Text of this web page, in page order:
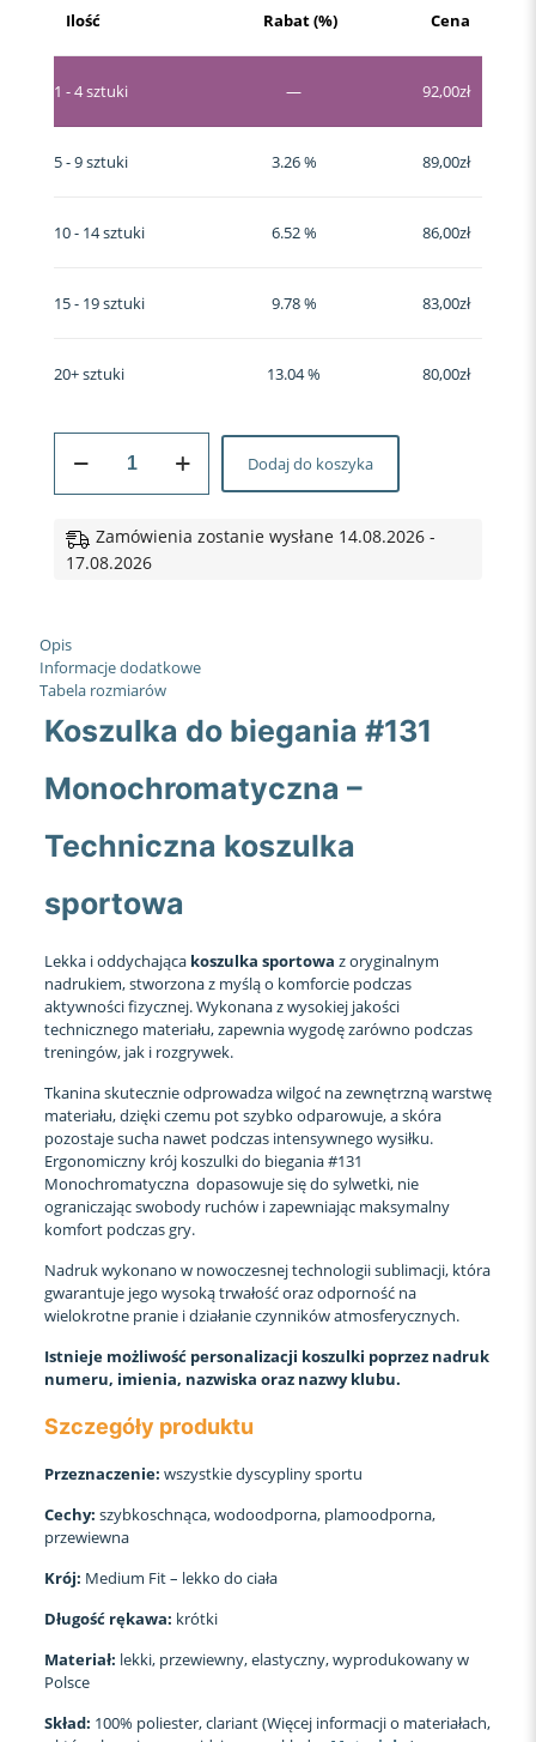
Ilość Rabat (%) Cena
1 - 4sztuki — 92,00zł
5 - 9 sztuki 3.26 % 89,00zł
10 - 14 sztuki 6.52 % 86,00zł
15 - 19 sztuki 9.78 % 83,00zł
20+ sztuki 13.04 % 80,00zł
Koszulka
#131
Monochromatyczna
Dodaj do koszyka
Zamówienia zostanie wysłane 14.08.2026 -
17.08.2026
Opis
Informacje dodatkowe
Tabela rozmiarów
Koszulka do biegania #131
Monochromatyczna –
Techniczna koszulka
sportowa
Lekka i oddychająca koszulka sportowa z oryginalnym
nadrukiem, stworzona z myślą o komforcie podczas
aktywności fizycznej. Wykonana z wysokiej jakości
technicznego materiału, zapewnia wygodę zarówno podczas
treningów, jak i rozgrywek.
Tkanina skutecznie odprowadza wilgoć na zewnętrzną warstwę
materiału, dzięki czemu pot szybko odparowuje, a skóra
pozostaje sucha nawet podczas intensywnego wysiłku.
Ergonomiczny krój koszulki do biegania #131
Monochromatyczna dopasowuje się do sylwetki, nie
ograniczając swobody ruchów i zapewniając maksymalny
komfort podczas gry.
Nadruk wykonano w nowoczesnej technologii sublimacji, która
gwarantuje jego wysoką trwałość oraz odporność na
wielokrotne pranie i działanie czynników atmosferycznych.
Istnieje możliwość personalizacji koszulki poprzez nadruk
numeru, imienia, nazwiska oraz nazwy klubu.
Szczegóły produktu
Przeznaczenie: wszystkie dyscypliny sportu
Cechy: szybkoschnąca, wodoodporna, plamoodporna,
przewiewna
Krój: Medium Fit – lekko do ciała
Długość rękawa: krótki
Materiał: lekki, przewiewny, elastyczny, wyprodukowany w
Polsce
Skład: 100% poliester, clariant (Więcej informacji o materiałach,